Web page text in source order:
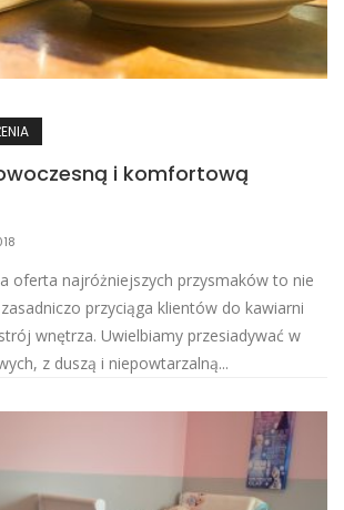
i komfortową
oferta najróżniejszych przysmaków to nie
przyciąga klientów do kawiarni
wnętrza. Uwielbiamy przesiadywać w
z duszą i niepowtarzalną...